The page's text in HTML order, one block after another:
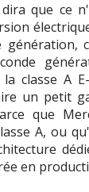
que ce
classe A
un petit
que
A, ou
en